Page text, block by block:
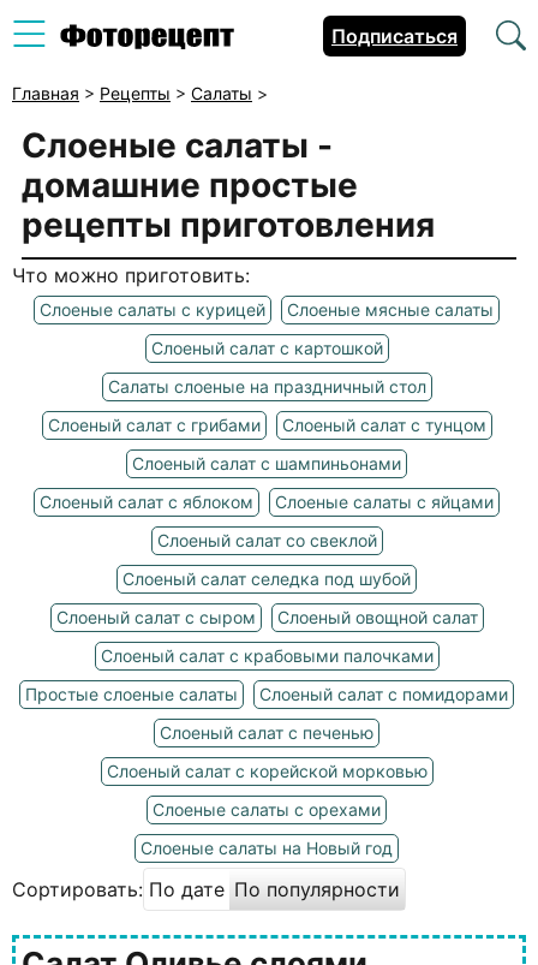
Подписаться
Главная > Рецепты > Салаты >
Слоеные салаты -
домашние простые
рецепты приготовления
Что можно приготовить:
Слоеные салаты с курицей
Слоеные мясные салаты
Слоеный салат с картошкой
Салаты слоеные на праздничный стол
Слоеный салат с грибами
Слоеный салат с тунцом
Слоеный салат с шампиньонами
Слоеный салат с яблоком
Слоеные салаты с яйцами
Слоеный салат со свеклой
Слоеный салат селедка под шубой
Слоеный салат с сыром
Слоеный овощной салат
Слоеный салат с крабовыми палочками
Простые слоеные салаты
Слоеный салат с помидорами
Слоеный салат с печенью
Слоеный салат с корейской морковью
Слоеные салаты с орехами
Слоеные салаты на Новый год
Сортировать: По дате По популярности